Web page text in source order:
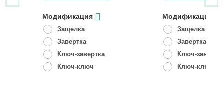
Модификация
Защелка
Завертка
Ключ-завертка
Ключ-ключ
Модификация
Защелка
Завертка
Ключ-
Ключ-ключ